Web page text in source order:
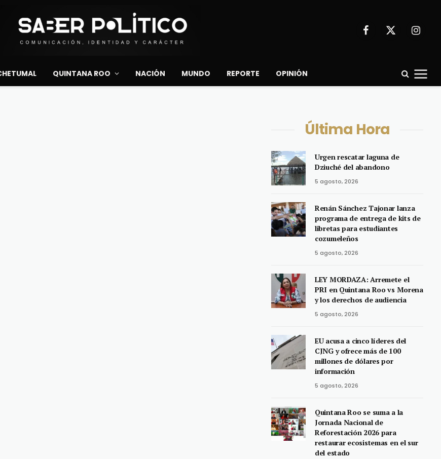
Facebook
X
QUINTANA ROO NACIÓN MUNDO REPORTE OPINIÓN
Última Hora
Urgen rescatar laguna de
Dziuché del abandono
5 agosto, 2026
Renán Sánchez Tajonar lanza
programa de entrega de kits de
libretas para estudiantes
cozumeleños
5 agosto, 2026
LEY MORDAZA: Arremete el
PRI en Quintana Roo vs Morena
y los derechos de audiencia
5 agosto, 2026
EU acusa a cinco líderes del
CJNG y ofrece más de 100
millones de dólares por
información
5 agosto, 2026
Quintana Roo se suma a la
Jornada Nacional de
Reforestación 2026 para
restaurar ecosistemas en el sur
del estado